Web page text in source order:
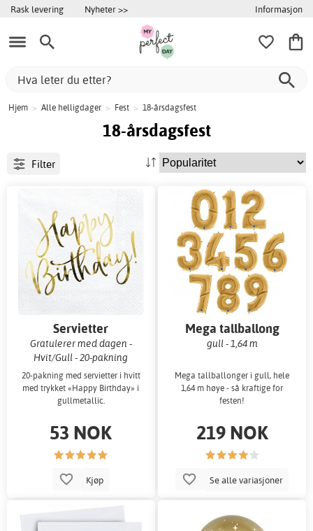
Rask levering Nyheter >> Informasjon
Hjem > Alle helligdager > Fest > 18-årsdagsfest
18-årsdagsfest
Filter
Servietter
Gratulerer med dagen -
Hvit/Gull - 20-pakning
20-pakning med servietter i hvitt
med trykket «Happy Birthday» i
gullmetallic.
53 NOK
Kjøp
Mega tallballong
gull - 1,64 m
Mega tallballonger i gull, hele
1,64 m høye - så kraftige for
festen!
219 NOK
Se alle variasjoner